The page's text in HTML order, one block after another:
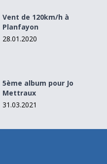
Vent de 120km/h à
Planfayon
28.01.2020
5ème album pour Jo
Mettraux
31.03.2021